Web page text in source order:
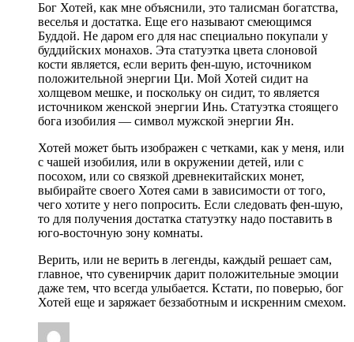
Бог Хотей, как мне объяснили, это талисман богатства,
веселья и достатка. Еще его называют смеющимся
Буддой. Не даром его для нас специально покупали у
буддийских монахов. Эта статуэтка цвета слоновой
кости является, если верить фен-шую, источником
положительной энергии Ци. Мой Хотей сидит на
холщевом мешке, и поскольку он сидит, то является
источником женской энергии Инь. Статуэтка стоящего
бога изобилия — символ мужской энергии Ян.
Хотей может быть изображен с четками, как у меня, или
с чашей изобилия, или в окружении детей, или с
посохом, или со связкой древнекитайских монет,
выбирайте своего Хотея сами в зависимости от того,
чего хотите у него попросить. Если следовать фен-шую,
то для получения достатка статуэтку надо поставить в
юго-восточную зону комнаты.
Верить, или не верить в легенды, каждый решает сам,
главное, что сувенирчик дарит положительные эмоции
даже тем, что всегда улыбается. Кстати, по поверью, бог
Хотей еще и заряжает беззаботным и искренним смехом.